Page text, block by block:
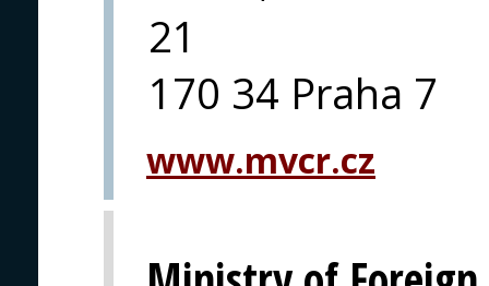
21
170 34 Praha 7
www.mvcr.cz